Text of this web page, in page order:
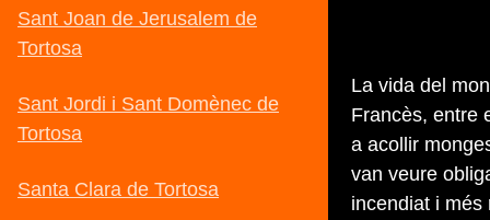
La vida del
Francès, entre
a acollir
van veure
incendiat i més